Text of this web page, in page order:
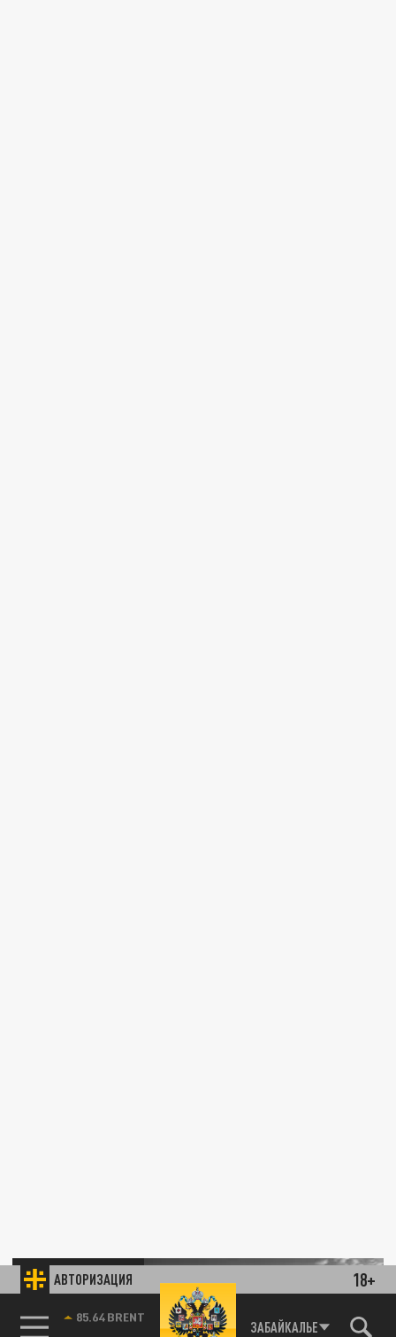
АВТОРИЗАЦИЯ 18+
85.64 BRENT ЗАБАЙКАЛЬЕ
ПРОИСШЕСТВИЯ